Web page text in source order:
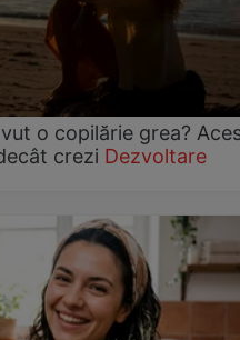
o copilărie grea?
crezi Dezvoltare